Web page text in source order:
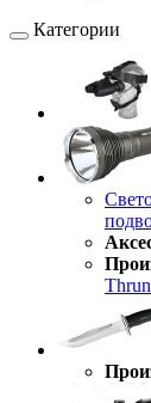
Категории